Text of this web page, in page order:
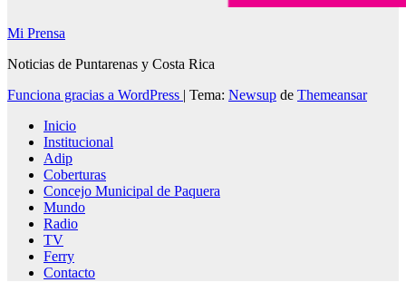
Mi Prensa
Noticias de Puntarenas y Costa Rica
Funciona gracias a WordPress | Tema: Newsup de Themeansar
Inicio
Institucional
Adip
Coberturas
Concejo Municipal de Paquera
Mundo
Radio
TV
Ferry
Contacto